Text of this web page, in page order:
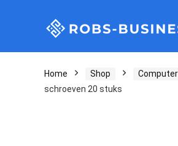
Home Shop
schroeven 20 stuks